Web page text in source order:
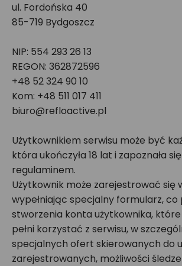
ul. Fordońska 40
85-719 Bydgoszcz
NIP: 554 293 26 13
REGON: 362872596
+48 52 324 90 10
Kom: +48 511 017 411
biuro@refloactive.pl
Użytkownikiem serwisu może być
która ukończyła 18 lat i zapoznała
regulaminem.
Użytkownik może zarejestrować się
wypełniając specjalny formularz, co
stworzenia konta użytkownika,
pełni korzystać z serwisu, w
specjalnych ofert skierowanych do
zarejestrowanych, możliwości